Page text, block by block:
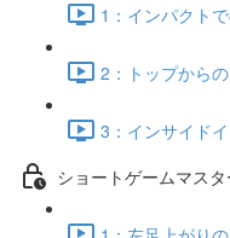
1：インパクト
2：トップから
3：インサイド
ショートゲームマスタ